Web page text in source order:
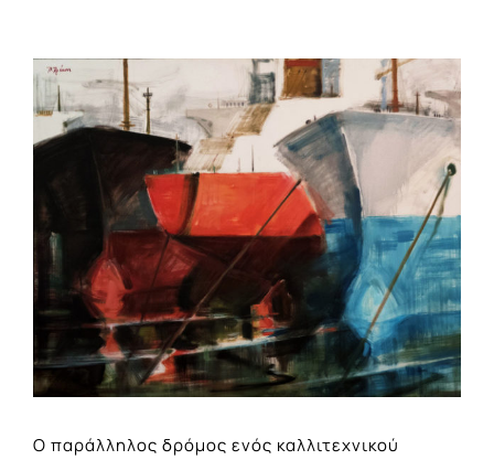
View
Larger
Image
Ο παράλληλος δρόμος ενός καλλιτεχνικού